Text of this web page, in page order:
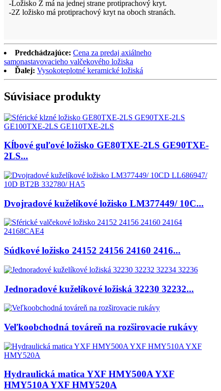
-Ložisko Z má na jednej strane protiprachový kryt.
-2Z ložisko má protiprachový kryt na oboch stranách.
Predchádzajúce: Cena za predaj axiálneho
samonastavovacieho valčekového ložiska
Ďalej: Vysokoteplotné keramické ložiská
Súvisiace produkty
Kĺbové guľové ložisko GE80TXE-2LS GE90TXE-
2LS...
Dvojradové kuželíkové ložisko LM377449/ 10C...
Súdkové ložisko 24152 24156 24160 2416...
Jednoradové kuželíkové ložiská 32230 32232...
Veľkoobchodná továreň na rozširovacie rukávy
Hydraulická matica YXF HMY500A YXF
HMY510A YXF HMY520A